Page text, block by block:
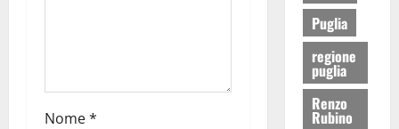
Nome*
Puglia
regione
puglia
Renzo
Rubino